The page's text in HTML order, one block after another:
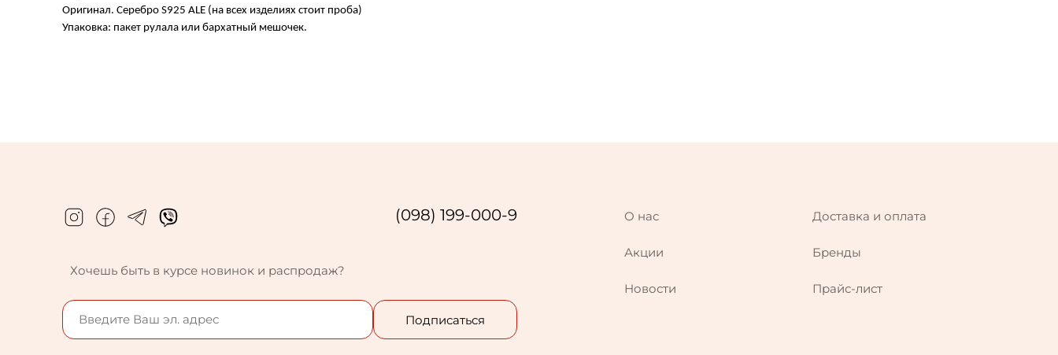
Оригинал. Серебро S925 ALE (на всех изделиях стоит проба)
Упаковка: пакет рулала или бархатный мешочек.
(098) 199-000-9
Хочешь быть в курсе новинок и распродаж?
Подписаться
О нас Доставка и оплата
Акции Бренды
Новости Прайс-лист